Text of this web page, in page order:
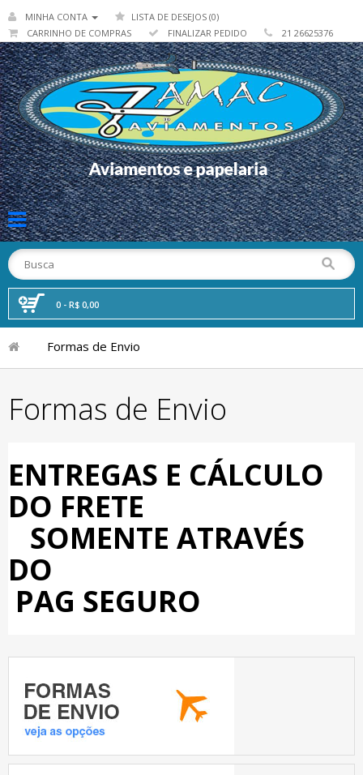
MINHA CONTA
LISTA DE DESEJOS (0)
CARRINHO DE COMPRAS
FINALIZAR PEDIDO 21 26625376
0 - R$ 0,00
Formas de Envio
Formas de Envio
ENTREGAS E CÁLCULO
DO FRETE
SOMENTE ATRAVÉS
DO
PAG SEGURO